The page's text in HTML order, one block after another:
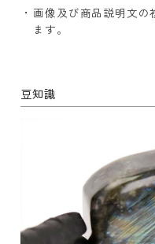
画像及び商品説明文の
ます。
豆知識